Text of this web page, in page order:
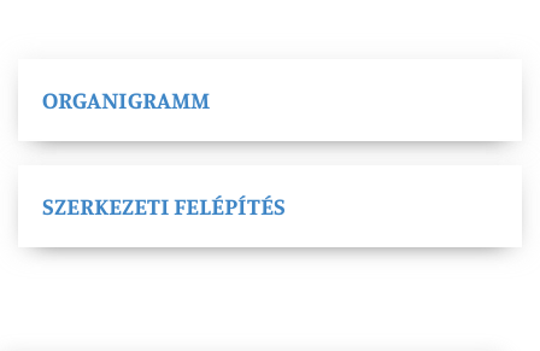
ORGANIGRAMM
SZERKEZETI FELÉPÍTÉS